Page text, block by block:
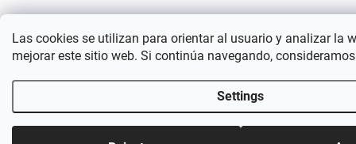
Las cookies se utilizan para orientar al usuario y analizar la
mejorar este sitio web. Si continúa navegando,
Settings